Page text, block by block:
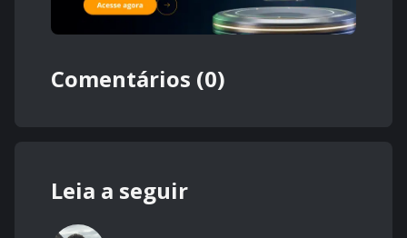
Comentários (0)
Leia a seguir